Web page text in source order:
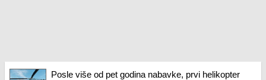
Posle više od pet godina nabavke, prvi helikopter